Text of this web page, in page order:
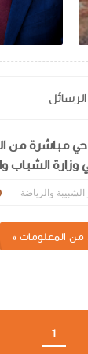
04-25
أخبار
حي مباشرة من
الشباب
الشبيبة والرياضة
من المعلومات »
1